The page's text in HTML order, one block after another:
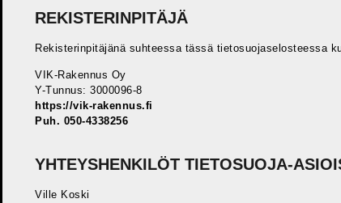
REKISTERINPITÄJÄ
Rekisterinpitäjänä suhteessa tässä tietosuojaselosteessa
VIK-Rakennus Oy
Y-Tunnus: 3000096-8
https://vik-rakennus.fi
Puh. 050-4338256
YHTEYSHENKILÖT TIETOSUOJA-
Ville Koski